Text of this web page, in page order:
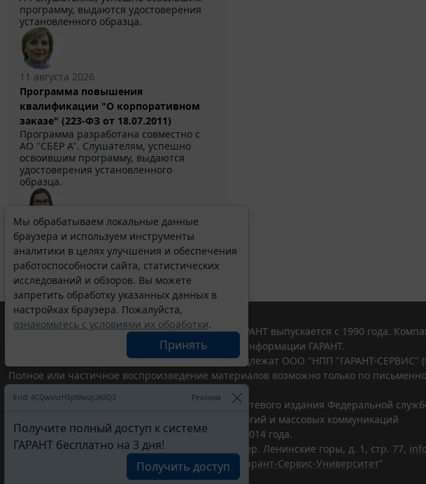
программу, выдаются удостоверения
установленного образца.
11 августа 2026
Программа повышения
квалификации "О корпоративном
заказе" (223-ФЗ от 18.07.2011)
Программа разработана совместно с
АО ''СБЕР А". Слушателям, успешно
освоившим программу, выдаются
удостоверения установленного
образца.
Выберите тему программы повышения квалификации
для юристов ...
Мы обрабатываем локальные данные
браузера и используем инструменты
аналитики в целях улучшения и обеспечения
работоспособности сайта, статистических
исследований и обзоров. Вы можете
запретить обработку указанных данных в
настройках браузера. Пожалуйста,
ознакомьтесь с условиями их обработки.
Принять
Erid: 4CQwVszH9pWwojUA9Q3 Реклама
Получите полный доступ к системе
ГАРАНТ бесплатно на 3 дня!
Получить доступ
© ООО "НПП "ГАРАНТ-СЕРВИС", 2026. Система ГАРАНТ выпускается с 1990 года.
участниками Российской ассоциации правовой информации ГАРАНТ.
Все права на материалы сайта ГАРАНТ.РУ принадлежат ООО "НПП "ГАРАНТ-СЕРВИС"
Полное или частичное воспроизведение материалов возможно только по
Портал ГАРАНТ.РУ зарегистрирован в качестве сетевого издания Федеральной
надзору в сфере связи,информационных технологий и массовых коммуникаций
(Роскомнадзором), Эл № ФС77-58365 от 18 июня 2014 года.
ООО "НПП "ГАРАНТ-СЕРВИС", 119234, г. Москва, тер. Ленинские горы, д. 1, стр. 77,
Разработчик ЭПС Система ГАРАНТ – ООО "НПП "
Гарант-Сервис-Университет"